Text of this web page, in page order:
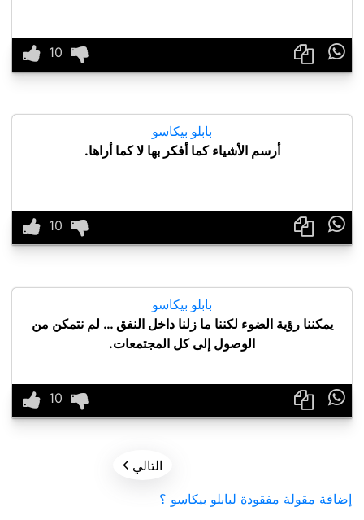

بابلو بيكاسو
أرسم الأشياء كما أفكر بها لا كما أراها.

بابلو بيكاسو
يمكننا رؤية الضوء لكننا ما زلنا داخل النفق … لم نتمكن من
الوصول إلى كل المجتمعات.

التالي 
إضافة مقولة مفقودة لبابلو بيكاسو ؟